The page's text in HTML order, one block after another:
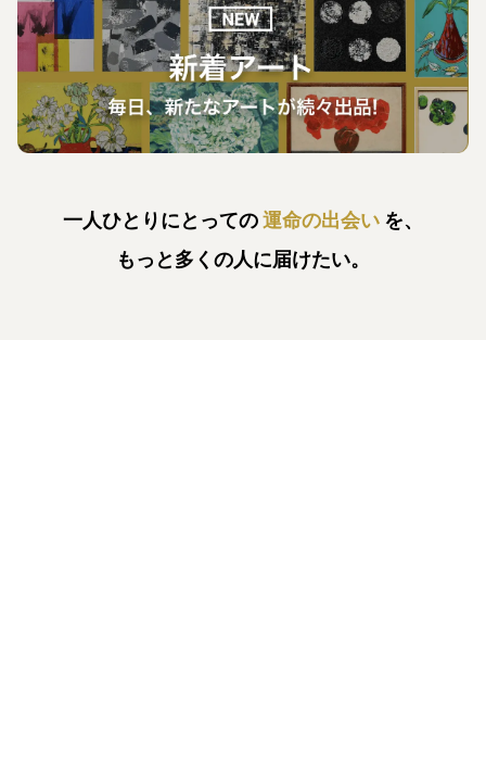
一人ひとりにとっての運命の出会い を、
もっと多くの人に届けたい。